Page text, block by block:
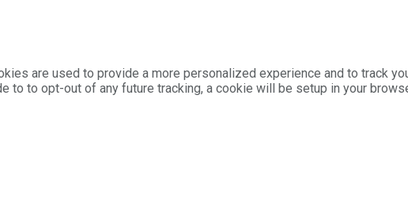
are used to provide a more personalized experience and to track
to to opt-out of any future tracking, a cookie will be setup in your